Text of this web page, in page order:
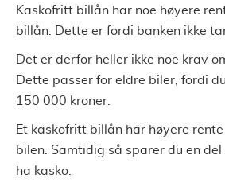
Kaskofritt billån har noe høyere
billån. Dette er fordi banken ikke
Det er derfor heller ikke noe krav
Dette passer for eldre biler, fordi
150 000 kroner.
Et kaskofritt billån har høyere
bilen. Samtidig så sparer du en
ha kasko.